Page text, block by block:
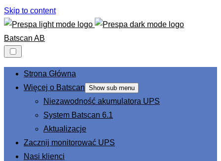
Skip to content
Batscan AB
Strona Główna
Więcej o Batscan Show sub menu
Niezawodność akumulatora UPS
System Batscan 6.1
Aktualizacje
Zacznij monitorować UPS
Nasi klienci